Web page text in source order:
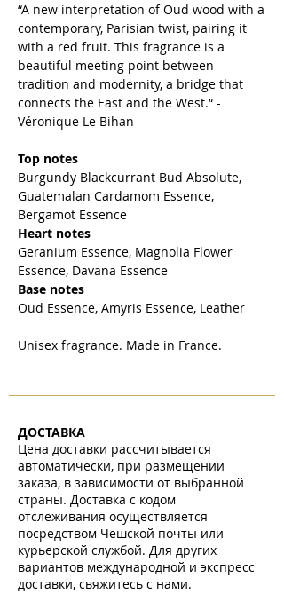
“A new interpretation of Oud wood with a
contemporary, Parisian twist, pairing it
with a red fruit. This fragrance is a
beautiful meeting point between
tradition and modernity, a bridge that
connects the East and the West.“ -
Véronique Le Bihan
Top notes
Burgundy Blackcurrant Bud Absolute,
Guatemalan Cardamom Essence,
Bergamot Essence
Heart notes
Geranium Essence, Magnolia Flower
Essence, Davana Essence
Base notes
Oud Essence, Amyris Essence, Leather
Unisex fragrance. Made in France.
ДОСТАВКА
Цена доставки рассчитывается
автоматически, при размещении
заказа, в зависимости от выбранной
страны. Доставка с кодом
отслеживания осуществляется
посредством Чешской почты или
курьерской службой. Для других
вариантов международной и экспресс
доставки, свяжитесь с нами.